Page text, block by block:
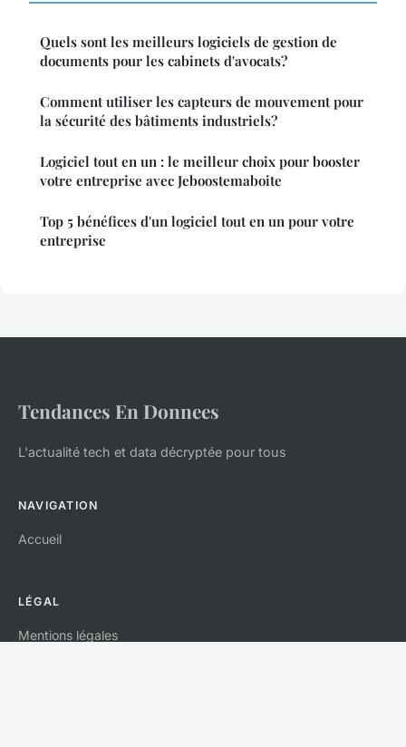
Quels sont les meilleurs logiciels de gestion de
documents pour les cabinets d'avocats?
Comment utiliser les capteurs de mouvement pour
la sécurité des bâtiments industriels?
Logiciel tout en un : le meilleur choix pour booster
votre entreprise avec Jeboostemaboite
Top 5 bénéfices d'un logiciel tout en un pour votre
entreprise
Tendances En Donnees
L'actualité tech et data décryptée pour tous
NAVIGATION
Accueil
LÉGAL
Mentions légales